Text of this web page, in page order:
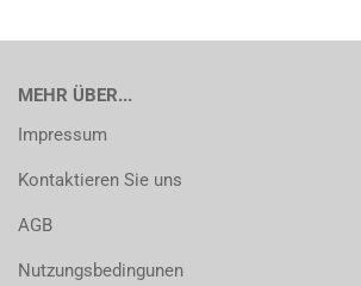
MEHR ÜBER...
Impressum
Kontaktieren Sie uns
AGB
Nutzungsbedingunen